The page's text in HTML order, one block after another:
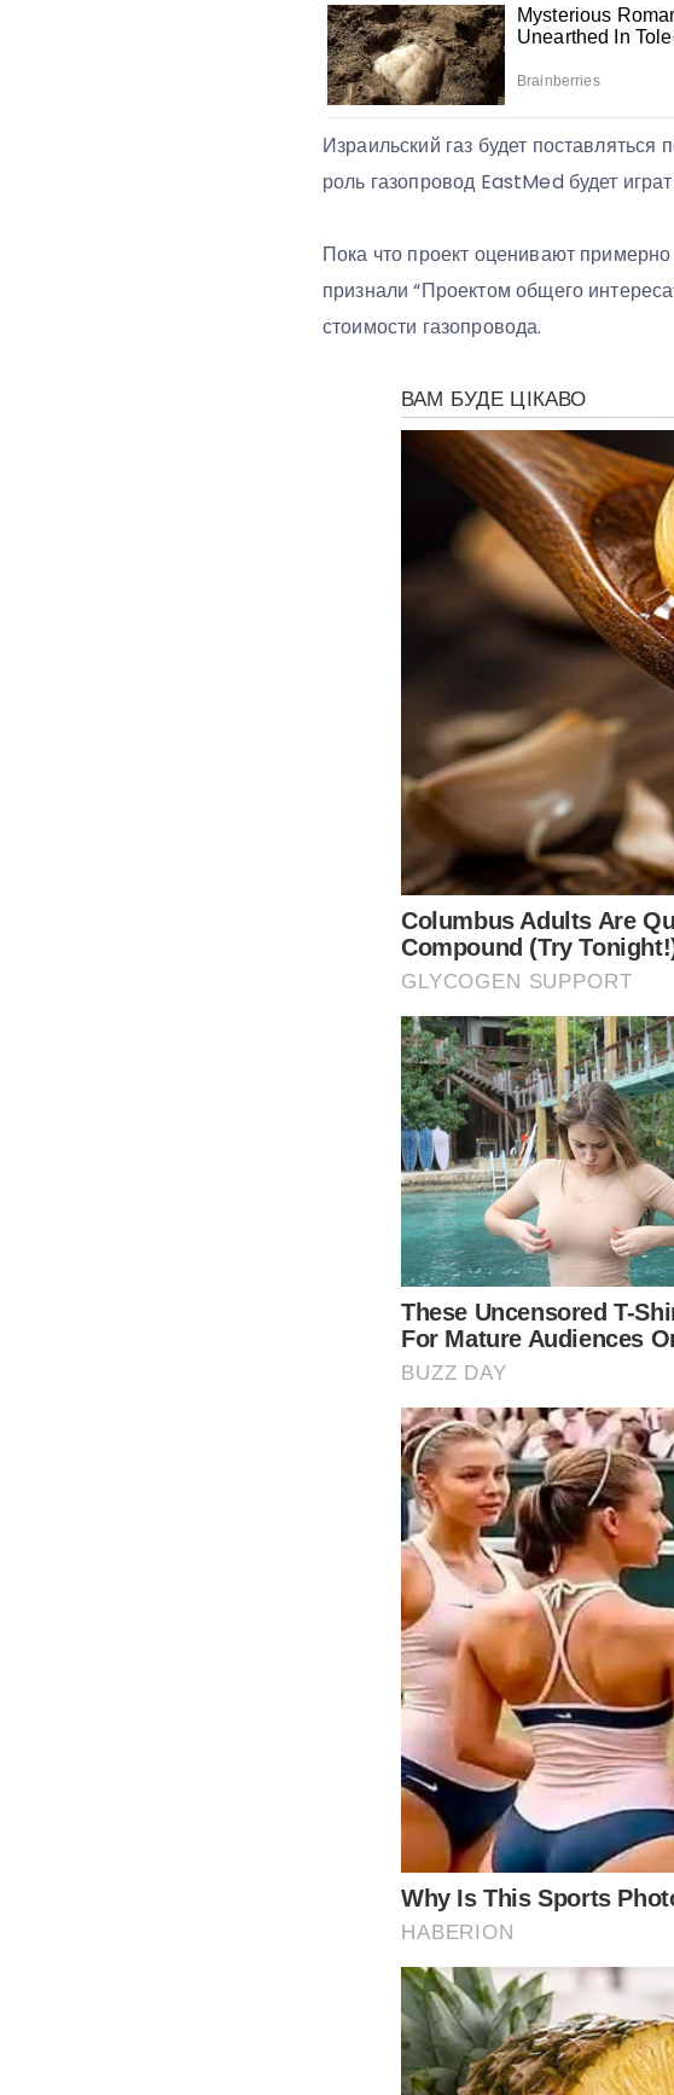
Израильский газ будет
роль газопровод EastMed будет
Пока что проект оценивают
признали “Проектом общего
стоимости газопровода.